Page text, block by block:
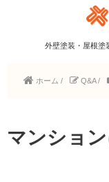
外壁塗装・屋根塗
ホーム / Q&A/
マンショ